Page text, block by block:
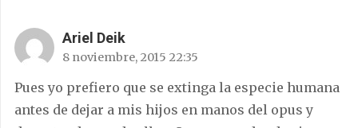
Ariel Deik
8 noviembre, 2015 22:35
Pues yo prefiero que se extinga la especie humana
antes de dejar a mis hijos en manos del opus y